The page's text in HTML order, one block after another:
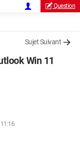
Question
Sujet Suivant
Win 11